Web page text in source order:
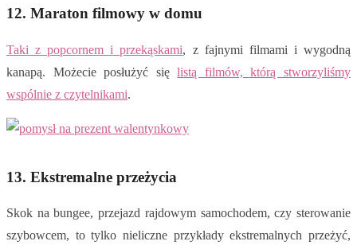
12. Maraton filmowy w domu
Taki z popcornem i przekąskami, z fajnymi filmami i wygodną
kanapą. Możecie posłużyć sięlistą filmów, którą stworzyliśmy
wspólnie z czytelnikami.
13. Ekstremalne przeżycia
Skok na bungee, przejazd rajdowym samochodem, czy sterowanie
szybowcem, to tylko nieliczne przykłady ekstremalnych przeżyć,